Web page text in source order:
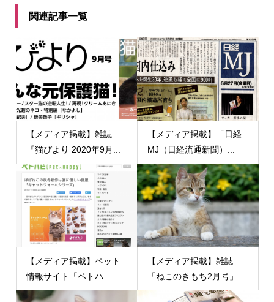
関連記事一覧
【メディア掲載】雑誌
『猫びより 2020年9月...
【メディア掲載】「日経
MJ（日経流通新聞）...
【メディア掲載】ペット
情報サイト「ペトハ...
【メディア掲載】雑誌
「ねこのきもち2月号」...